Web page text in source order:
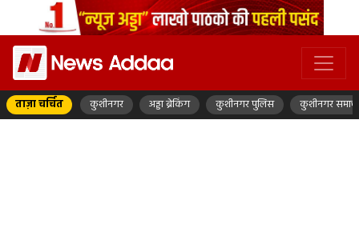
ताज़ा चर्चित कुशीनगर अड्डा ब्रेकिंग कुशीनगर पुलिस कुशीनगर